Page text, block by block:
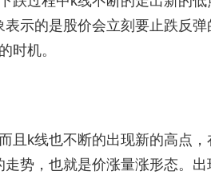
示的是股价会立刻要止跌反
时机。
k线也不断的出现新的高点，
势，也就是价涨量涨形态。